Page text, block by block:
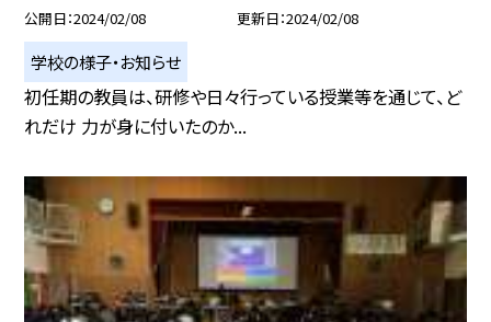
公開日 2024/02/08 更新日 2024/02/08
学校の様子・お知らせ
初任期の教員は、研修や日々行っている授業等を通じて、ど
れだけ 力が身に付いたのか...